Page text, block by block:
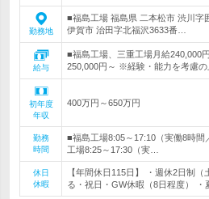
勤務地
■福島工場 福島県 二本松市 渋川字
伊賀市 治田字北福沢3633番…
給与
■福島工場、三重工場月給240,000
250,000円～ ※経験・能力を考慮の
初年度
年収
400万円～650万円
勤務
時間
■福島工場8:05～17:10（実働8時
工場8:25～17:30（実…
休日
休暇
【年間休日115日】 ・週休2日制
る・祝日・GW休暇（8日程度） ・